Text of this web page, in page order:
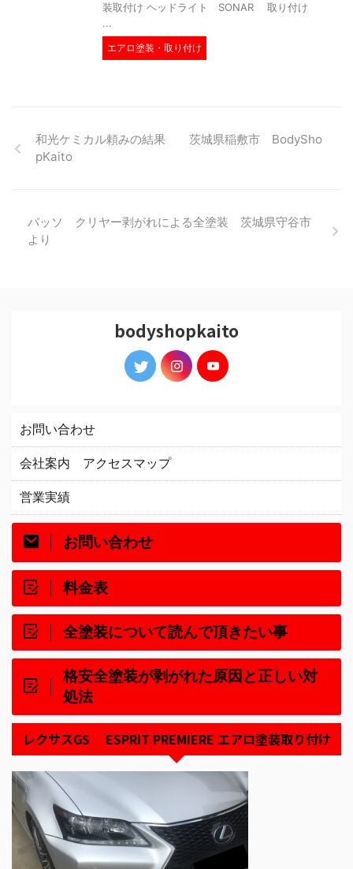
装取付け ヘッドライト SONAR 取り付け
...
エアロ塗装・取り付け
和光ケミカル頼みの結果 茨城県稲敷市 BodySho
pKaito
パッソ クリヤー剥がれによる全塗装 茨城県守谷市
より
bodyshopkaito
お問い合わせ
会社案内 アクセスマップ
営業実績
お問い合わせ
料金表
全塗装について読んで頂きたい事
格安全塗装が剥がれた原因と正しい対
処法
レクサスGS ESPRIT PREMIERE エアロ塗装取り付け